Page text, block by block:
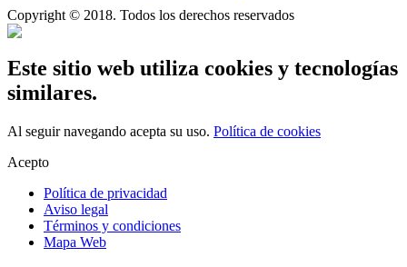
Copyright © 2018. Todos los derechos reservados
Este sitio web utiliza cookies y tecnologías
similares.
Al seguir navegando acepta su uso. Política de cookies
Acepto
Política de privacidad
Aviso legal
Términos y condiciones
Mapa Web